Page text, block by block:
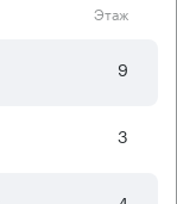
Этаж
9
3